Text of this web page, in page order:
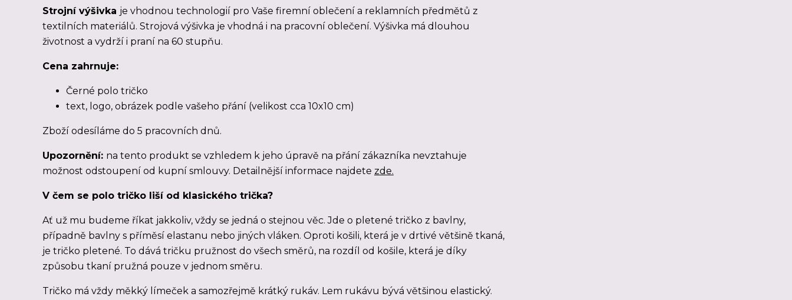
Strojní výšivka je vhodnou technologií pro Vaše firemní oblečení a reklamních předmětů z
textilních materiálů. Strojová výšivka je vhodná i na pracovní oblečení. Výšivka má dlouhou
životnost a vydrží i praní na 60 stupňu.
Cena zahrnuje:
Černé polo tričko
text, logo, obrázek podle vašeho přání (velikost cca 10x10 cm)
Zboží odesíláme do 5 pracovních dnů.
Upozornění: na tento produkt se vzhledem k jeho úpravě na přání zákazníka nevztahuje
možnost odstoupení od kupní smlouvy. Detailnější informace najdete zde.
V čem se polo tričko liší od klasického trička?
Ať už mu budeme říkat jakkoliv, vždy se jedná o stejnou věc. Jde o pletené tričko z bavlny,
případně bavlny s příměsí elastanu nebo jiných vláken. Oproti košili, která je v drtivé většině tkaná,
je tričko pletené. To dává tričku pružnost do všech směrů, na rozdíl od košile, která je díky
způsobu tkaní pružná pouze v jednom směru.
Tričko má vždy měkký límeček a samozřejmě krátký rukáv. Lem rukávu bývá většinou elastický.